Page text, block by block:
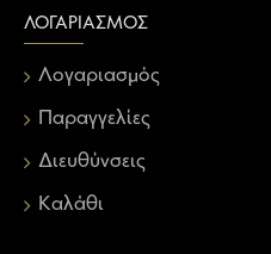
ΛΟΓΑΡΙΑΣΜΌΣ
Λογαριασμός
Παραγγελίες
Διευθύνσεις
Καλάθι